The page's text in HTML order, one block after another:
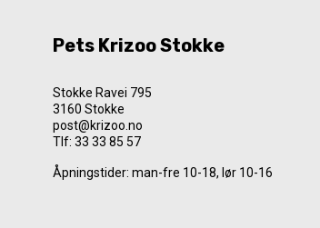
Pets Krizoo Stokke
Stokke Ravei 795
3160 Stokke
post@krizoo.no
Tlf:33 33 85 57
Åpningstider: man-fre 10-18, lør 10-16